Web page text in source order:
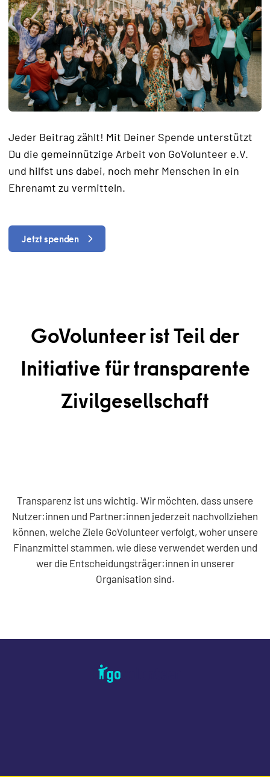
Jeder Beitrag zählt! Mit Deiner Spende unterstützt
Du die gemeinnützige Arbeit von GoVolunteer e.V.
und hilfst uns dabei, noch mehr Menschen in ein
Ehrenamt zu vermitteln.
Jetzt spenden
GoVolunteer ist Teil der
Initiative für transparente
Zivilgesellschaft
Transparenz ist uns wichtig. Wir möchten, dass unsere
Nutzer:innen und Partner:innen jederzeit nachvollziehen
können, welche Ziele GoVolunteer verfolgt, woher unsere
Finanzmittel stammen, wie diese verwendet werden und
wer die Entscheidungsträger:innen in unserer
Organisation sind.